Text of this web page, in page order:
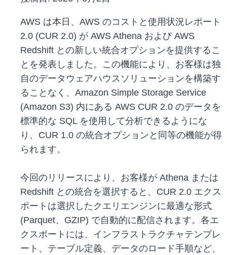
AWS は本日、AWS のコストと使用状況レポート
2.0 (CUR 2.0) が AWS Athena および AWS
Redshift との新しい統合オプションを提供するこ
とを発表しました。この機能により、お客様は独
自のデータウェアハウスソリューションを構築す
ることなく、Amazon Simple Storage Service
(Amazon S3) 内にある AWS CUR 2.0 のデータを
標準的な SQL を使用して分析できるようにな
り、CUR 1.0 の統合オプションと同等の機能が得
られます。
今回のリリースにより、お客様が Athena または
Redshift との統合を選択すると、CUR 2.0 エクス
ポートは選択したクエリエンジンに最適な形式
(Parquet、GZIP) で自動的に配信されます。各エ
クスポートには、インフラストラクチャテンプレ
ート、テーブル定義、データのロード手順など、